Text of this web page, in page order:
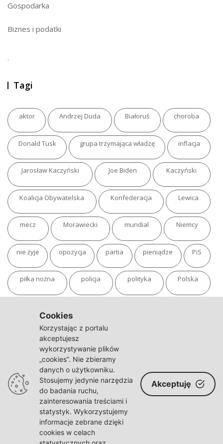
Gospodarka
Biznes i podatki
.
Tagi
aktor Andrzej Duda Białoruś choroba
Donald Tusk grupa trzymająca władzę inflacja
Jarosław Kaczyński Joe Biden Kaczyński
Koalicja Obywatelska Konfederacja Lewica
mecz Morawiecki mundial Niemcy
nie żyje opozycja partia pieniądze PiS
piłka nożna policja polityka Polska
sąd TVN
Warszawa wojna
wybory wypadek Władimir Putin zdrowie
Cookies
Korzystając z portalu
akceptujesz
wykorzystywanie plików
„cookies”. Nie zbieramy
danych o użytkowniku.
Stosujemy jedynie narzędzia
do badania ruchu,
zainteresowania treściami i
statystyk. Wykorzystujemy
informacje zebrane dzięki
cookies w celach
Akceptuję